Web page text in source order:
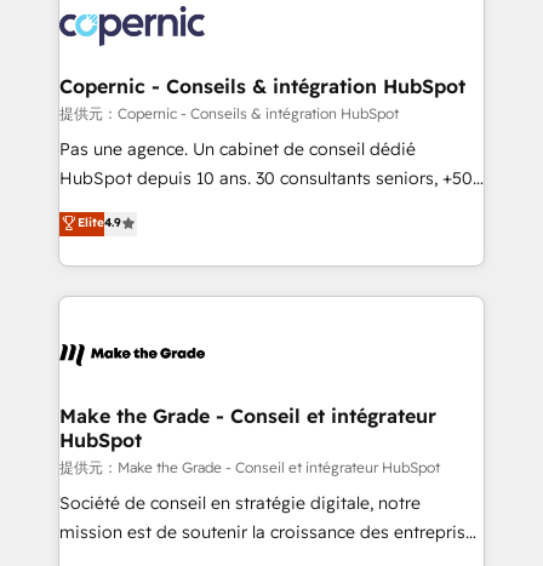
lasts. So if you're ready to become the most trusted
voice in your market, let’s talk.
worldwide, and with over 15 years in the ecosystem,
Huble has built a track record that speaks for itself.
One company, one operating model, delivering
across offices and consulting teams in the UK, USA,
Canada, Germany, France, Belgium, Singapore, and
South Africa. Certified compliant with ISO/IEC
international offices and 175+ employees.
Copernic - Conseils & intégration HubSpot
提供元：Copernic - Conseils & intégration HubSpot
Pas une agence. Un cabinet de conseil dédié
HubSpot depuis 10 ans. 30 consultants seniors, +500
clients, un ROI mesurable. Notre mission : faire de
HubSpot un vrai levier de performance pour votre
organisation. Cela passe par la compréhension de
vos processus, la fiabilisation de vos données et
la plateforme. Nos domaines d'intervention : -
& reprise de données - Stratégie RevOps &
alignement Marketing / Sales - Data, reporting &
tableaux de bord - Onboarding, audit &
optimisation - Intégrations métiers (ERP, téléphonie,
e-commerce) - Formation & accompagnement au
Elite4.9
Make the Grade - Conseil et intégrateur
HubSpot
提供元：Make the Grade - Conseil et intégrateur HubSpot
Société de conseil en stratégie digitale, notre
mission est de soutenir la croissance des entreprises
B2B à travers l’acquisition de nouveaux clients,